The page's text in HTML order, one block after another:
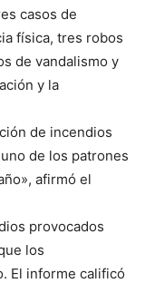
casos de
física, tres robos
de vandalismo y
y la
de incendios
de los patrones
afirmó el
provocados
los
El informe calificó